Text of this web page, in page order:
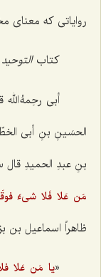
روایاتی که معنای
کتابالتوحید
أبی رحِمهُ
الحسَینِ بنِ أبی
بنِ عبدِ الحمیدِ قال
مَن عَلا فَلا شی‌ءَ
ظاهراً اسماعیل بن
«یا مَن عَلا